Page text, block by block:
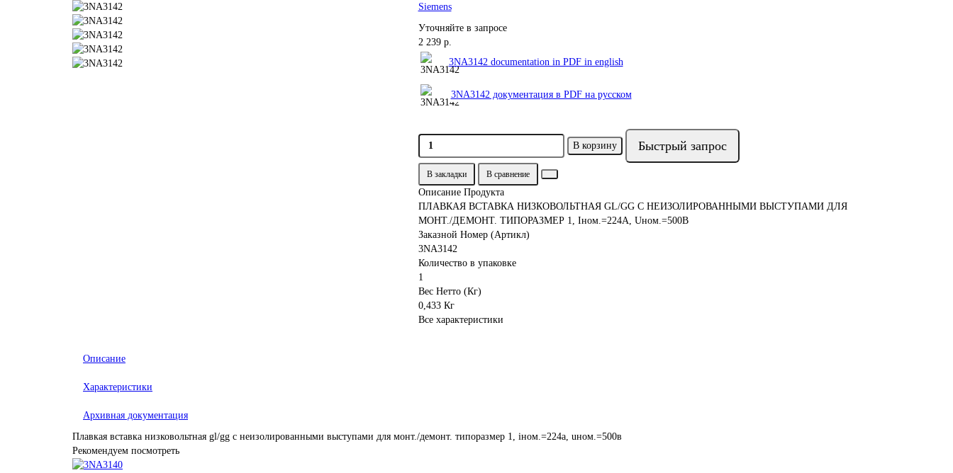
Siemens
Уточняйте в запросе
2 239 р.
3NA3142 documentation in PDF in english
3NA3142 документация в PDF на русском
В корзину Быстрый запрос
В закладки В сравнение
Описание Продукта
ПЛАВКАЯ ВСТАВКА НИЗКОВОЛЬТНАЯ GL/GG С НЕИЗОЛИРОВАННЫМИ ВЫСТУПАМИ ДЛЯ
МОНТ./ДЕМОНТ. ТИПОРАЗМЕР 1, Iном.=224A, Uном.=500В
Заказной Номер (Артикл)
3NA3142
Количество в упаковке
1
Вес Нетто (Кг)
0,433 Кг
Все характеристики
Описание
Характеристики
Архивная документация
Плавкая вставка низковольтная gl/gg с неизолированными выступами для монт./демонт. типоразмер 1, iном.=224a, uном.=500в
Рекомендуем посмотреть